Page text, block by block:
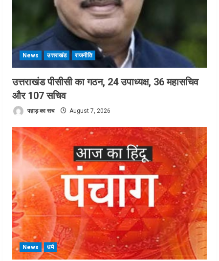
News उत्तराखंड राजनीति
उत्तराखंड पीसीसी का गठन, 24 उपाध्यक्ष, 36 महासचिव
और 107 सचिव
पहाड़ का सच August 7, 2026
News धर्म